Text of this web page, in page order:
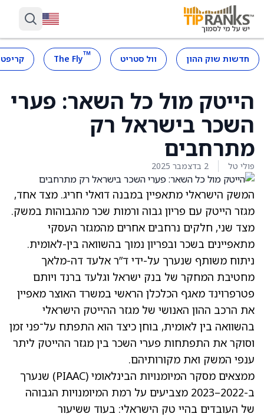
חדשות שוק ההון וול סטריט ™
The Fly
הייטק מול כל השאר: פערי
השכר בישראל רק
מתרחבים
פולי טל 2 בדצמבר 2025
המשק הישראלי מתאפיין במבנה דואלי חריג. מצד אחד,
מגזר הייטק עם פריון גבוה ורמות שכר מהגבוהות במשק.
מצד שני, חלקים נרחבים אחרים מהמגזר העסקי
מתאפיינים בשכר ובפריון נמוך בהשוואה בין-לאומית.
ניתוח משותף שנערך על-ידי ד”ר אלעד דה-מלאך
מחטיבת המחקר של בנק ישראל וגלעד ברנד ויותם
פטרפרוינד מאגף הכלכלן הראשי במשרד האוצר מאפיין
את הרכב ההון האנושי של מגזר ההייטק הישראלי
בהשוואה בין לאומית, בוחן כיצד הוא התפתח על־פני זמן
וסוקר את התפתחות פערי השכר בין מגזר ההייטק ליתר
ענפי המשק ואת מקורותיהם.
ממצאים מסקר המיומנויות הבינלאומי (PIAAC) שנערך
ב-2022–2023 מצביעים על רמת המיומנויות הגבוהה
של העובדים בהיי טק הישראלי: בעוד ששיעור